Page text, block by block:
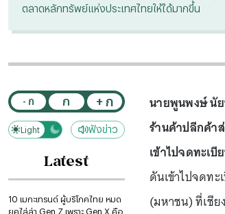
ตลาดหลักทรัพย์แห่งประเทศไทยให้ได้มากขึ้น
- ก ก + ก
Dark
Light ฟังข่าว
Latest
10 เมกะเทรนด์ ผู้บริโภคไทย หมด
ยุคไล่ล่า Gen Z เพราะ Gen X คือ
นายพูนพงษ์ นั
ร้านค้าปลีกค้า
เข้าไปจดทะเ
ดันเข้าไปจดท
(มหาชน) ที่เชี